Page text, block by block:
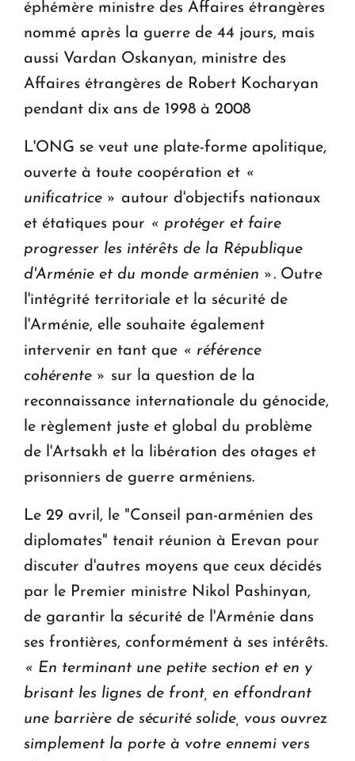
éphémère ministre des Affaires étrangères
nommé après la guerre de 44 jours, mais
aussi Vardan Oskanyan, ministre des
Affaires étrangères de Robert Kocharyan
pendant dix ans de 1998 à 2008
L'ONG se veut une plate-forme apolitique,
ouverte à toute coopération et «
unificatrice » autour d'objectifs nationaux
et étatiques pour « protéger et faire
progresser les intérêts de la République
d'Arménie et du monde arménien ». Outre
l'intégrité territoriale et la sécurité de
l'Arménie, elle souhaite également
intervenir en tant que « référence
cohérente » sur la question de la
reconnaissance internationale du génocide,
le règlement juste et global du problème
de l'Artsakh et la libération des otages et
prisonniers de guerre arméniens.
Le 29 avril, le "Conseil pan-arménien des
diplomates" tenait réunion à Erevan pour
discuter d'autres moyens que ceux décidés
par le Premier ministre Nikol Pashinyan,
de garantir la sécurité de l'Arménie dans
ses frontières, conformément à ses intérêts.
« En terminant une petite section et en y
brisant les lignes de front, en effondrant
une barrière de sécurité solide, vous ouvrez
simplement la porte à votre ennemi vers